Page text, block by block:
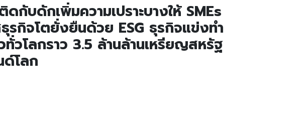
บดักเพิ่มความเปราะบางให้ SMEs
รกิจโตยั่งยืนด้วย ESG ธุรกิจแข่งทำ
วโลกราว 3.5 ล้านล้านเหรียญสหรัฐ
โลก